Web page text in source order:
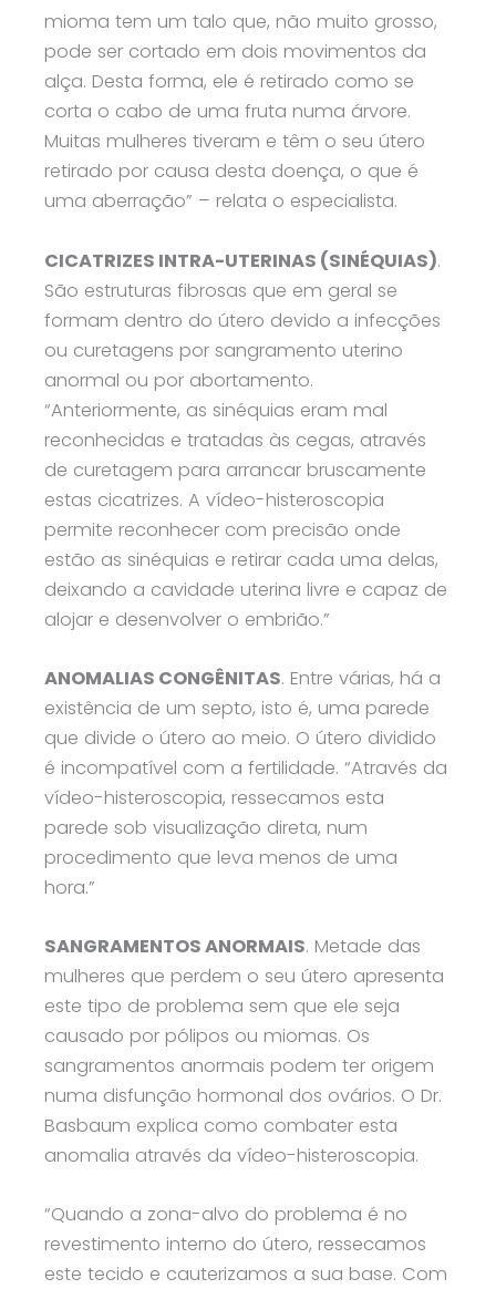
mioma tem um talo que, não muito grosso,
pode ser cortado em dois movimentos da
alça. Desta forma, ele é retirado como se
corta o cabo de uma fruta numa árvore.
Muitas mulheres tiveram e têm o seu útero
retirado por causa desta doença, o que é
uma aberração” – relata o especialista.
CICATRIZES INTRA-UTERINAS (SINÉQUIAS).
São estruturas fibrosas que em geral se
formam dentro do útero devido a infecções
ou curetagens por sangramento uterino
anormal ou por abortamento.
“Anteriormente, as sinéquias eram mal
reconhecidas e tratadas às cegas, através
de curetagem para arrancar bruscamente
estas cicatrizes. A vídeo-histeroscopia
permite reconhecer com precisão onde
estão as sinéquias e retirar cada uma delas,
deixando a cavidade uterina livre e capaz de
alojar e desenvolver o embrião.”
ANOMALIAS CONGÊNITAS. Entre várias, há a
existência de um septo, isto é, uma parede
que divide o útero ao meio. O útero dividido
é incompatível com a fertilidade. “Através da
vídeo-histeroscopia, ressecamos esta
parede sob visualização direta, num
procedimento que leva menos de uma
hora.”
SANGRAMENTOS ANORMAIS. Metade das
mulheres que perdem o seu útero apresenta
este tipo de problema sem que ele seja
causado por pólipos ou miomas. Os
sangramentos anormais podem ter origem
numa disfunção hormonal dos ovários. O Dr.
Basbaum explica como combater esta
anomalia através da vídeo-histeroscopia.
“Quando a zona-alvo do problema é no
revestimento interno do útero, ressecamos
este tecido e cauterizamos a sua base. Com